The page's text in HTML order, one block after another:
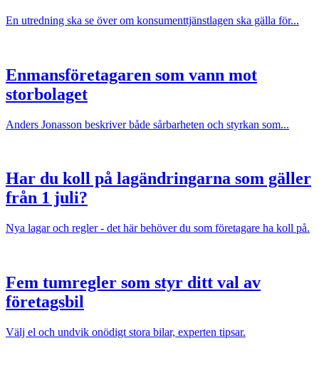
En utredning ska se över om konsumenttjänstlagen ska gälla för...
Enmansföretagaren som vann mot
storbolaget
Anders Jonasson beskriver både sårbarheten och styrkan som...
Har du koll på lagändringarna som gäller
från 1 juli?
Nya lagar och regler - det här behöver du som företagare ha koll på.
Fem tumregler som styr ditt val av
företagsbil
Välj el och undvik onödigt stora bilar, experten tipsar.